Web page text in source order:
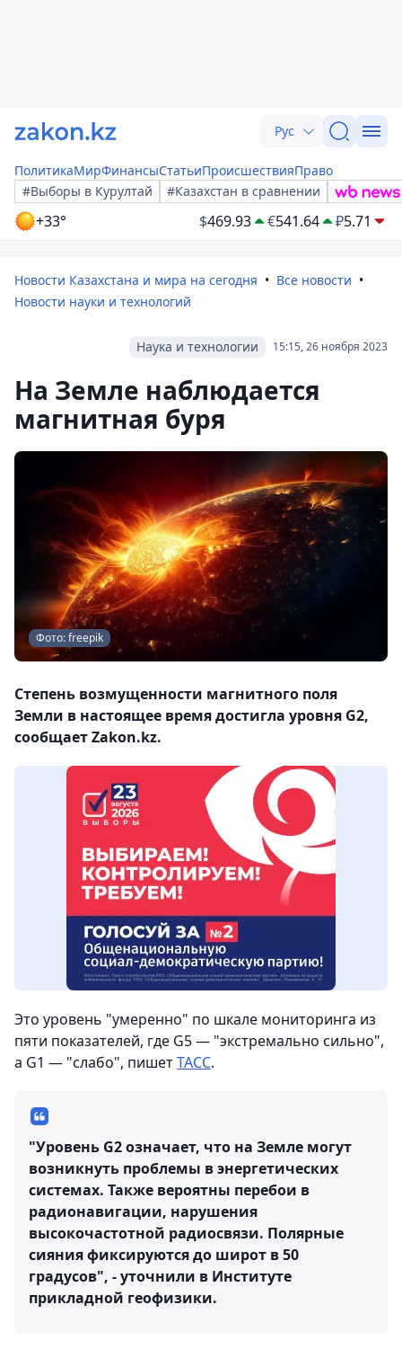
Рус
ПолитикаМирФинансыСтатьиПроисшествияПраво
#Выборы в Курултай
#Казахстан в сравнении
+33° $469.93 €541.64 ₽5.71
Новости Казахстана и мира на сегодня
Все новости
Новости науки и технологий
15:15, 26 ноября 2023
Наука и технологии
На Земле наблюдается
магнитная буря
Фото: freepik
Степень возмущенности магнитного поля
Земли в настоящее время достигла уровня G2,
сообщает Zakon.kz.
Это уровень "умеренно" по шкале мониторинга из
пяти показателей, где G5 — "экстремально сильно",
а G1 — "слабо", пишетТАСС.
"Уровень G2 означает, что на Земле могут
возникнуть проблемы в энергетических
системах. Также вероятны перебои в
радионавигации, нарушения
высокочастотной радиосвязи. Полярные
сияния фиксируются до широт в 50
градусов", - уточнили в Институте
прикладной геофизики.